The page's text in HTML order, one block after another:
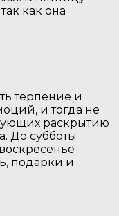
как она
терпение и
и тогда не
раскрытию
До субботы
подарки и